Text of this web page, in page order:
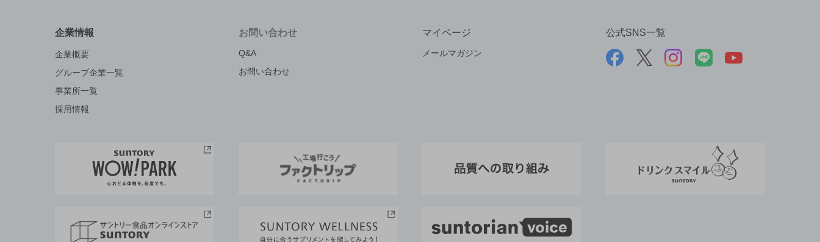
企業情報
企業概要
グループ企業一覧
事業所一覧
採用情報
お問い合わせ
Q&A
お問い合わせ
マイページ
メールマガジン
公式SNS一覧